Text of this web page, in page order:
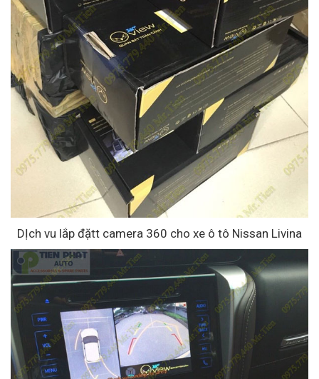
DỊch vu lắp đặtt camera 360 cho xe ô tô Nissan Livina